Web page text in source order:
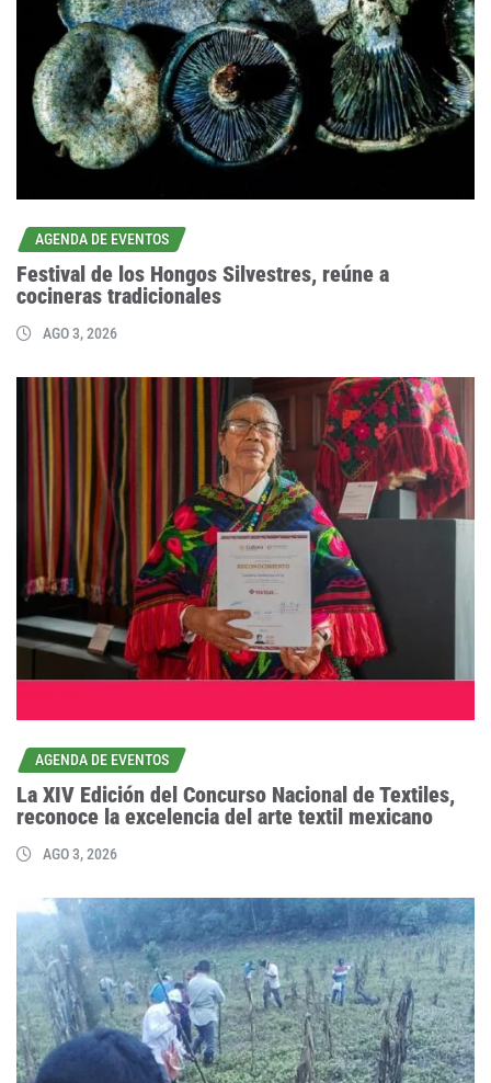
AGENDA DE EVENTOS
Festival de los Hongos Silvestres, reúne a
cocineras tradicionales
AGO 3, 2026
AGENDA DE EVENTOS
La XIV Edición del Concurso Nacional de Textiles,
reconoce la excelencia del arte textil mexicano
AGO 3, 2026